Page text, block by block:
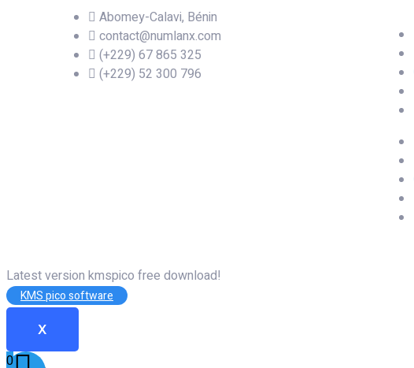
Abomey-Calavi, Bénin
contact@numlanx.com
(+229) 67 865 325
(+229) 52 300 796
Latest version kmspico free download!
KMS pico software
X
0